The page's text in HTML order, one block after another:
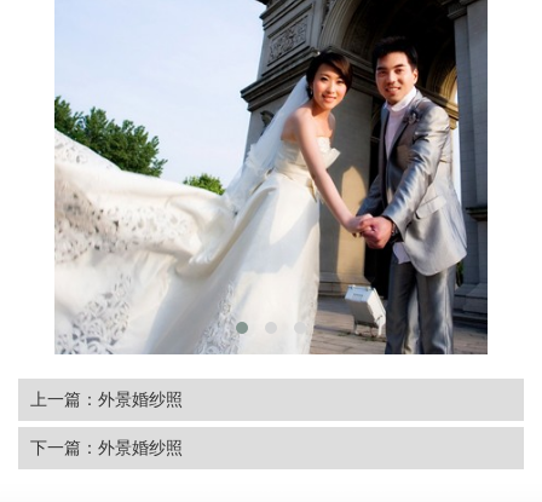
上一篇：外景婚纱照
下一篇：外景婚纱照